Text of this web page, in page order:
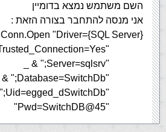
השם משתמש נמצא בדומיין
אני מנסה להתחבר בצורה הזאת :
Conn.Open "Driver={SQL Server};" & _
"Trusted_Connection=Yes;" & _
"Server=sqlsrv;" & _
"Database=SwitchDb;" & _
"Uid=egged_dSwitchDb;" & _
"Pwd=SwitchDB@45"